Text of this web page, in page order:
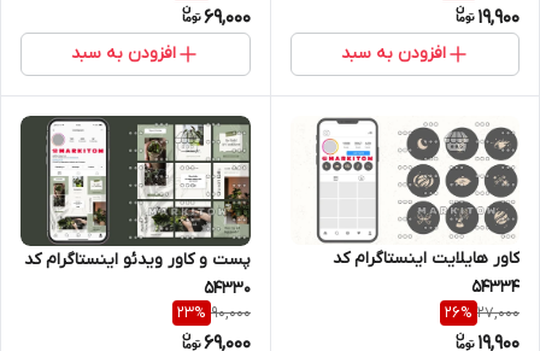
19,900
افزودن به سبد
69,000
افزودن به سبد
کاور هایلایت اینستاگرام کد
54334
27,000
26%
19,900
پست و کاور ویدئو اینستاگرام کد
54330
90,000
23%
69,000